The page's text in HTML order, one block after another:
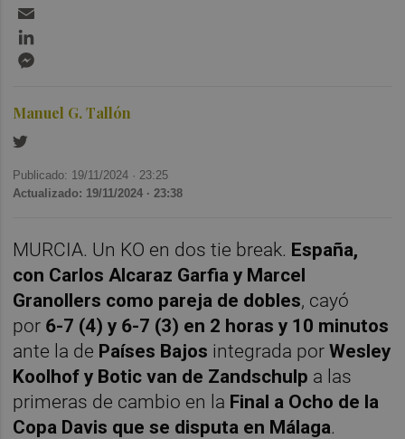
Manuel G. Tallón
Publicado: 19/11/2024 · 23:25
Actualizado: 19/11/2024 · 23:38
MURCIA. Un KO en dos tie break. España,
con Carlos Alcaraz Garfia y Marcel
Granollers como pareja de dobles, cayó
por 6-7 (4) y 6-7 (3) en 2 horas y 10 minutos
ante la de Países Bajos integrada por Wesley
Koolhof y Botic van de Zandschulp a las
primeras de cambio en la Final a Ocho de la
Copa Davis que se disputa en Málaga.